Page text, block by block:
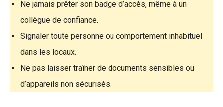
Ne jamais prêter son badge d’accès, même à un
collègue de confiance.
Signaler toute personne ou comportement inhabituel
dans les locaux.
Ne pas laisser traîner de documents sensibles ou
d’appareils non sécurisés.